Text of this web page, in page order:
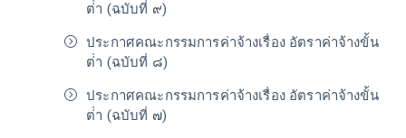
ต่่า (ฉบับที่ ๙)
ประกาศคณะกรรมการค่าจ้างเรื่อง อัตราค่าจ้างขั้น
ต่่า (ฉบับที่ ๘)
ประกาศคณะกรรมการค่าจ้างเรื่อง อัตราค่าจ้างขั้น
ต่่า (ฉบับที่ ๗)